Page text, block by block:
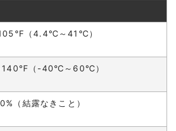
（4.4℃～41℃）
140°F（-40℃～60℃）
（結露なきこと）